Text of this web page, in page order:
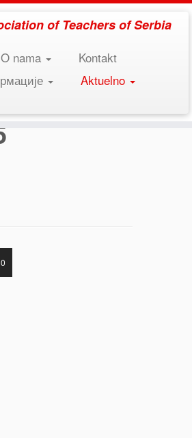
of Teachers of Serbia
O nama
Kontakt
Aktuelno
0